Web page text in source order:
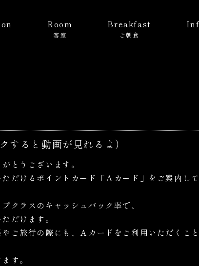
Room
客室
Breakfast
ご朝食
ると動画が見れるよ）
とうございます。
だけるポイントカード「Ａカード」をご案内し
クラスのキャッシュバック率で、
だけます。
ご旅行の際にも、Ａカードをご利用いただくこと
す。